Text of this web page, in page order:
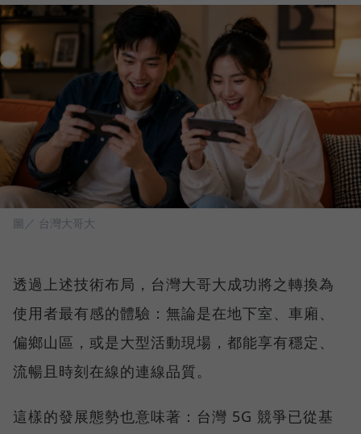
圖／ 台灣大哥大
透過上述技術布局，台灣大哥大成功將之轉換為
使用者最有感的體驗：無論是在地下室、車廂、
偏鄉山區，或是大型活動現場，都能享有穩定、
流暢且時刻在線的連線品質。
這樣的發展態勢也意味著：台灣 5G 競爭已從基